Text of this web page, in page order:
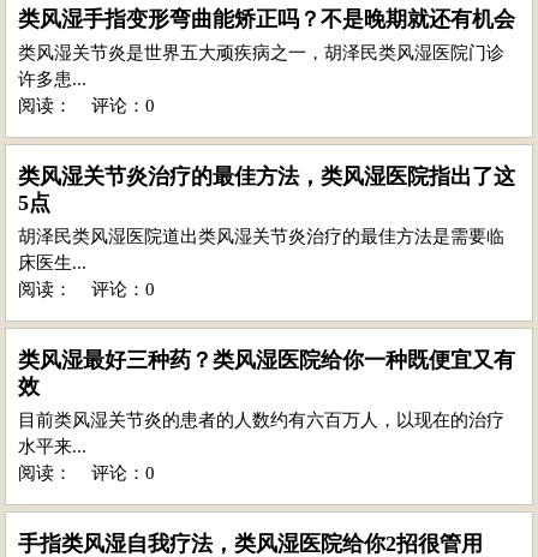
类风湿手指变形弯曲能矫正吗？不是晚期就还有机会
类风湿关节炎是世界五大顽疾病之一，胡泽民类风湿医院门诊
许多患...
阅读：
评论：0
类风湿关节炎治疗的最佳方法，类风湿医院指出了这
5点
胡泽民类风湿医院道出类风湿关节炎治疗的最佳方法是需要临
床医生...
阅读：
评论：0
类风湿最好三种药？类风湿医院给你一种既便宜又有
效
目前类风湿关节炎的患者的人数约有六百万人，以现在的治疗
水平来...
阅读：
评论：0
手指类风湿自我疗法，类风湿医院给你2招很管用